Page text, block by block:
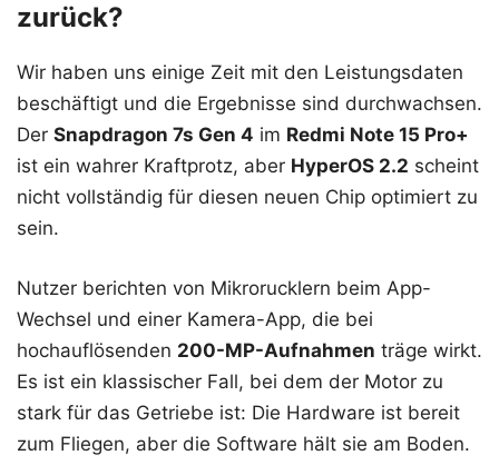
zurück?
Wir haben uns einige Zeit mit den Leistungsdaten
beschäftigt und die Ergebnisse sind durchwachsen.
Der Snapdragon 7s Gen 4 im Redmi Note 15 Pro+
ist ein wahrer Kraftprotz, aber HyperOS 2.2 scheint
nicht vollständig für diesen neuen Chip optimiert zu
sein.
Nutzer berichten von Mikrorucklern beim App-
Wechsel und einer Kamera-App, die bei
hochauflösenden 200-MP-Aufnahmen träge wirkt.
Es ist ein klassischer Fall, bei dem der Motor zu
stark für das Getriebe ist: Die Hardware ist bereit
zum Fliegen, aber die Software hält sie am Boden.